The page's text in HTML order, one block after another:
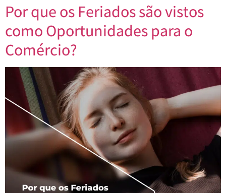
Por que os Feriados são vistos
como Oportunidades para o
Comércio?